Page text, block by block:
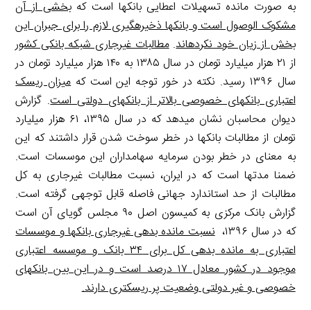
به صورت مانده تسهیلات اعطایی بانک­ها است کهبخشی از آن
مشکوک الوصول است و بانک­ها ذخیره­گیری لازم را برای جبران این
بخش از زیان خود نکرده­اند.مطالبات غیرجاری شبکه بانکی کشور
از ۲۱ هزار میلیارد تومان در سال ۱۳۸۵ به ۱۴۰ هزار میلیارد تومان در
سال ۱۳۹۶ رسید. نکته در خور توجه این است که
میزان ریسک
اعتباری بانک­های خصوصی بالاتر از بانک­های دولتی است. گزارش
دیوان محاسبان نشان می­دهد که در سال ۱۳۹۵، ۶۱ هزار میلیارد
تومان از مطالبات بانک­ها در خطر سوخت شدن قرار داشتند که این
به معنای در خطر بودن سرمایه سهامداران این موسسات است.
ضمنا مدت­ها است که در ایران، نسبت مطالبات غیرجاری به کل
مطالبات از حد استاندارد جهانی فاصله قابل توجهی گرفته است.
گزارش بانک مرکزی به کمیسون اصل ۹۰ مجلس گویای آن است
که در سال ۱۳۹۶،
نسبت مانده بدهی غیرجاری بانک­ها و موسسات
اعتباری به مانده بدهی کل برای ۳۴ بانک و موسسه اعتباری
موجود در کشور معادل ۱۷ درصد است و در این بین بانک­های
خصوصی و غیر دولتی وضعیت پر ریسک­تری دارند.